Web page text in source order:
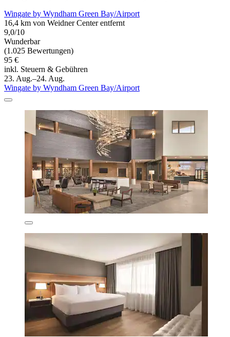
Wingate by Wyndham Green Bay/Airport
16,4 km von Weidner Center entfernt
9,0/10
Wunderbar
(1.025 Bewertungen)
95 €
inkl. Steuern & Gebühren
23. Aug.–24. Aug.
Wingate by Wyndham Green Bay/Airport